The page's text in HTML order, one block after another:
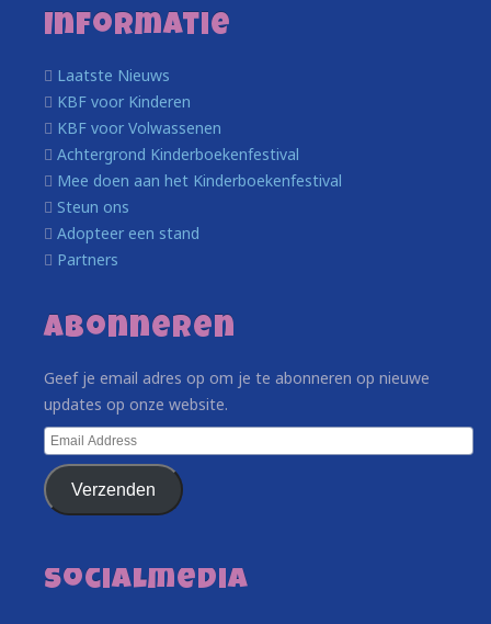
Informatie
Laatste Nieuws
KBF voor Kinderen
KBF voor Volwassenen
Achtergrond Kinderboekenfestival
Mee doen aan het Kinderboekenfestival
Steun ons
Adopteer een stand
Partners
Abonneren
Geef je email adres op om je te abonneren op nieuwe
updates op onze website.
Email
Address
Verzenden
Socialmedia